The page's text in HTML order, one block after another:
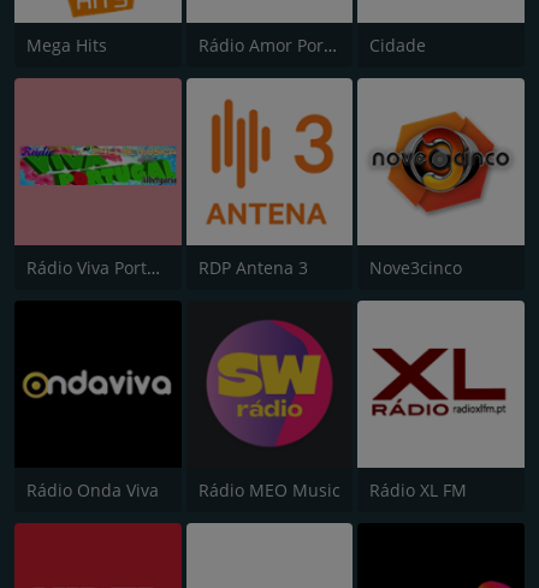
Mega Hits Rádio Amor Portugal Cidade
Rádio Viva Portugal RDP Antena 3 Nove3cinco
Rádio Onda Viva Rádio MEO Music Rádio XL FM